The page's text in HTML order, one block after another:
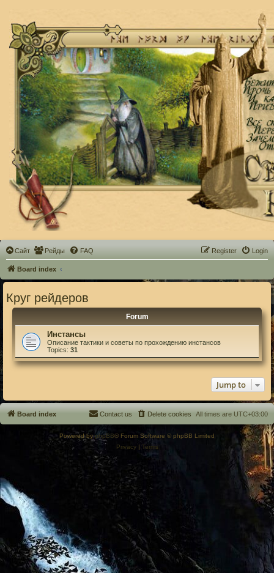
Сайт Рейды FAQ Login
Register
Board index
Круг рейдеров
Forum
Инстансы
Описание тактики и советы по прохождению инстансов
Topics: 31
Jump to
Board index All times are UTC+03:00
Delete cookies
Contact us
Powered byphpBB® Forum Software © phpBB Limited
Privacy| Terms